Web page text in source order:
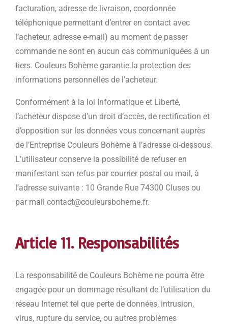
facturation, adresse de livraison, coordonnée
téléphonique permettant d’entrer en contact avec
l’acheteur, adresse e-mail) au moment de passer
commande ne sont en aucun cas communiquées à un
tiers. Couleurs Bohème garantie la protection des
informations personnelles de l’acheteur.
Conformément à la loi Informatique et Liberté,
l’acheteur dispose d’un droit d’accès, de rectification et
d’opposition sur les données vous concernant auprès
de l’Entreprise Couleurs Bohème à l’adresse ci-dessous.
L’utilisateur conserve la possibilité de refuser en
manifestant son refus par courrier postal ou mail, à
l’adresse suivante : 10 Grande Rue 74300 Cluses ou
par mail contact@couleursboheme.fr.
Article 11. Responsabilités
La responsabilité de Couleurs Bohème ne pourra être
engagée pour un dommage résultant de l’utilisation du
réseau Internet tel que perte de données, intrusion,
virus, rupture du service, ou autres problèmes